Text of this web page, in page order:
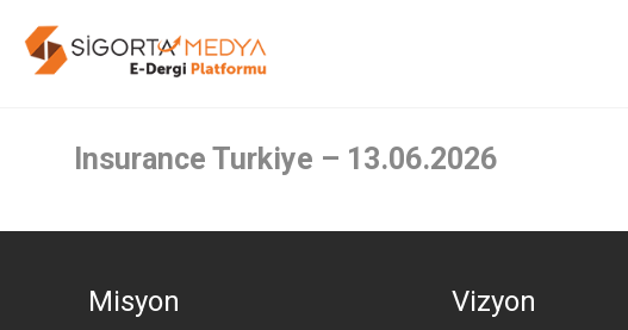
Insurance Turkiye – 13.06.2026
Misyon Vizyon